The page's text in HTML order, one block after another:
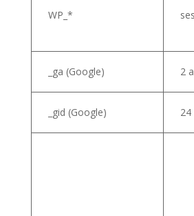
WP_*
_ga (Google) 2
_gid (Google) 24